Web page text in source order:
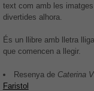
text com amb les
divertides alhora.
És un llibre amb lletra
que comencen a llegir.
Resenya de Caterina
Faristol